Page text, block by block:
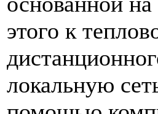
этого к
локальную